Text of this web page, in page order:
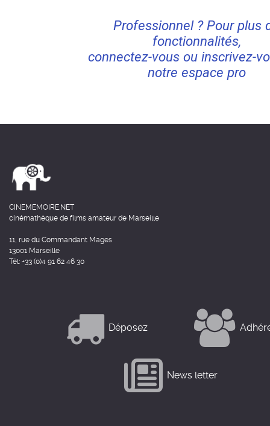
Professionnel ? Pour plus
fonctionnalités,
connectez-vous ou inscrivez-
notre espace pro
CINEMEMOIRE.NET
cinémathèque de films amateur de Marseille
11, rue du Commandant Mages
13001 Marseille
Tél: +33 (0)4 91 62 46 30
Déposez
News letter